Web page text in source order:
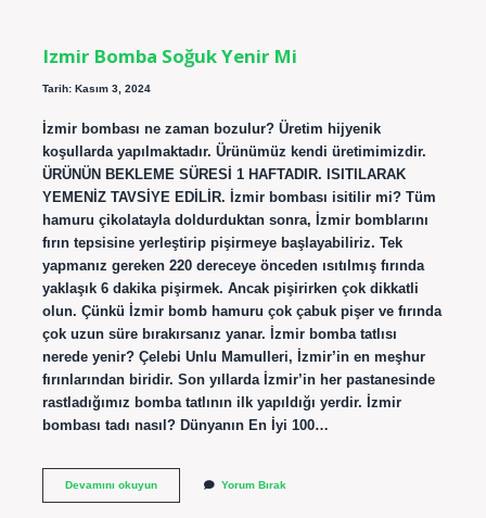
Izmir Bomba Soğuk Yenir Mi
Tarih: Kasım 3, 2024
İzmir bombası ne zaman bozulur? Üretim hijyenik
koşullarda yapılmaktadır. Ürünümüz kendi üretimimizdir.
ÜRÜNÜN BEKLEME SÜRESİ 1 HAFTADIR. ISITILARAK
YEMENİZ TAVSİYE EDİLİR. İzmir bombası isitilir mi? Tüm
hamuru çikolatayla doldurduktan sonra, İzmir bomblarını
fırın tepsisine yerleştirip pişirmeye başlayabiliriz. Tek
yapmanız gereken 220 dereceye önceden ısıtılmış fırında
yaklaşık 6 dakika pişirmek. Ancak pişirirken çok dikkatli
olun. Çünkü İzmir bomb hamuru çok çabuk pişer ve fırında
çok uzun süre bırakırsanız yanar. İzmir bomba tatlısı
nerede yenir? Çelebi Unlu Mamulleri, İzmir’in en meşhur
fırınlarından biridir. Son yıllarda İzmir’in her pastanesinde
rastladığımız bomba tatlının ilk yapıldığı yerdir. İzmir
bombası tadı nasıl? Dünyanın En İyi 100…
Devamını okuyunIzmir
Yorum Bırak